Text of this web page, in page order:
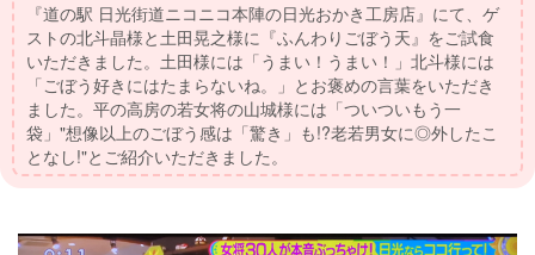
『道の駅 日光街道ニコニコ本陣の日光おかき工房店』にて、ゲ
ストの北斗晶様と土田晃之様に『ふんわりごぼう天』をご試食
いただきました。土田様には「うまい！うまい！」北斗様には
「ごぼう好きにはたまらないね。」とお褒めの言葉をいただき
ました。平の高房の若女将の山城様には「ついついもう一
袋」"想像以上のごぼう感は「驚き」も!?老若男女に◎外したこ
となし!"とご紹介いただきました。